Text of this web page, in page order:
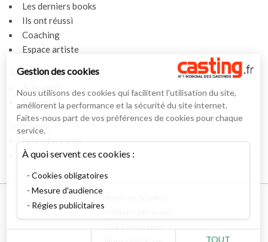
Les derniers books
Ils ont réussi
Coaching
Espace artiste
Actualités
Actualités
Vidéos
Interviews
Nos interviews
Lexique
Conditions générales
Gestion des cookies
Nous utilisons des cookies qui facilitent l'utilisation du site,
améliorent la performance et la sécurité du site internet.
Faites-nous part de vos préférences de cookies pour chaque
service.
À quoi servent ces cookies :
Cookies obligatoires
Mesure d'audience
Régies publicitaires
TOUT